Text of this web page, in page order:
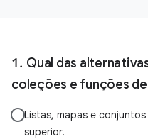
Qual das
coleções e funções
Listas, mapas e
superior.